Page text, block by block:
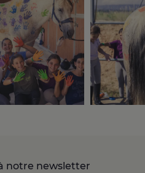
notre newsletter